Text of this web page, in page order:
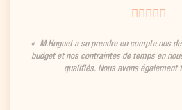
M.Huguet a su prendre en compte nos
budget et nos contraintes de temps en
qualifiés. Nous avons également